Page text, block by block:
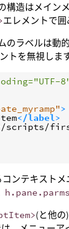
構造はメイン
エレメントで囲
のラベルは動
トを無視します
>
</label>
scripts/
ンテキスト
(と他の